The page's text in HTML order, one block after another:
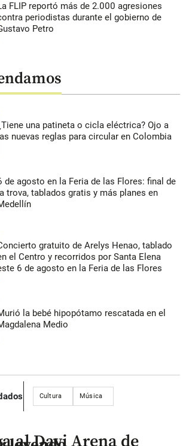
FLIP reportó más de 2.000 agresiones
periodistas durante el gobierno de
Petro
una patineta o cicla eléctrica? Ojo a
las nuevas reglas para circular en Colombia
de agosto en la Feria de las Flores: final de
la trova, tablados gratis y más planes en
gratuito de Arelys Henao, tablado
el Centro y recorridos por Santa Elena
6 de agosto en la Feria de las Flores
la bebé hipopótamo rescatada en el
Medio
Cultura Música
al Davi Arena de